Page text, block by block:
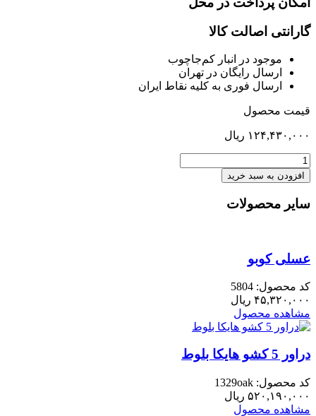
گارانتی اصالت کالا
موجود در انبار کم‌‌جاچوب
ارسال رایگان در تهران
ارسال فوری به کلیه نقاط ایران
قیمت محصول
۱۲۴,۴۳۰,۰۰۰ ریال
میز
آرایش60
با
درب
چوبی
عدد
افزودن به سبد خرید
سایر محصولات
عسلی کوبو
کد محصول: 5804
۴۵,۳۲۰,۰۰۰ ریال
مشاهده محصول
دراور 5 کشو هایکا بلوط
کد محصول: 1329oak
۵۲۰,۱۹۰,۰۰۰ ریال
مشاهده محصول